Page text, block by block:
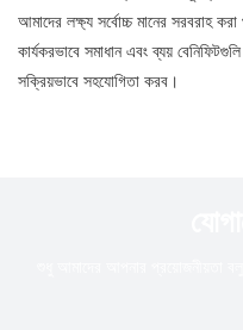
আমাদের লক্ষ্য সর্বোচ্চ মানের সরবরাহ করা
কার্যকরভাবে সমাধান এবং ব্যয়
সক্রিয়ভাবে সহযোগিতা করব।